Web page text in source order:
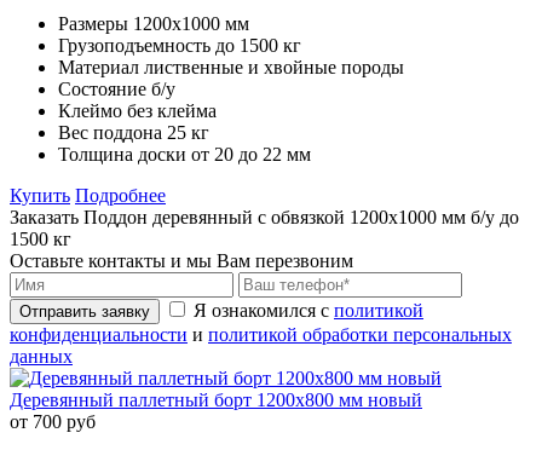
Размеры 1200х1000 мм
Грузоподъемность до 1500 кг
Материал лиственные и хвойные породы
Состояние б/у
Клеймо без клейма
Вес поддона 25 кг
Толщина доски от 20 до 22 мм
Купить Подробнее
Заказать Поддон деревянный с обвязкой 1200х1000 мм б/у до
1500 кг
Оставьте контакты и мы Вам перезвоним
Отправить заявку Я ознакомился с политикой
конфиденциальности и политикой обработки персональных
данных
Деревянный паллетный борт 1200х800 мм новый
от 700 руб